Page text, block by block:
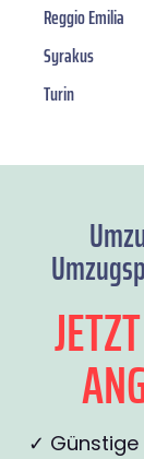
Reggio Emilia
Syrakus
Turin
✓ Günstige